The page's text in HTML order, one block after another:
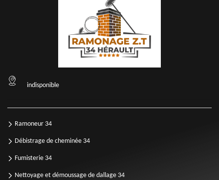
indisponible
Ramoneur 34
Débistrage de cheminée 34
Fumisterie 34
Nettoyage et démoussage de dallage 34